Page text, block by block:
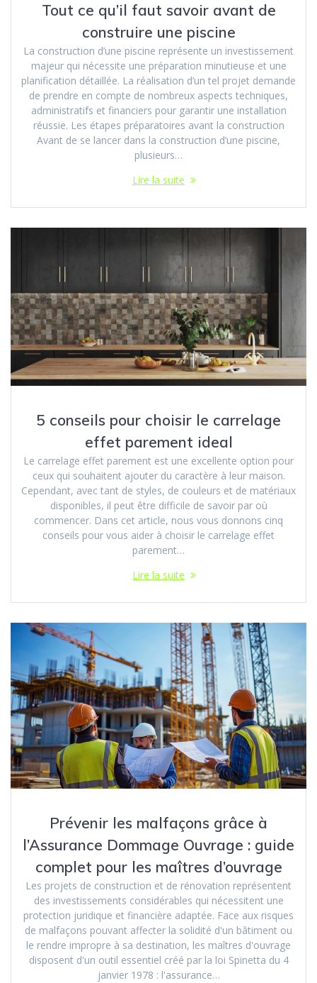
Tout ce qu’il faut savoir avant de
construire une piscine
La construction d’une piscine représente un investissement
majeur qui nécessite une préparation minutieuse et une
planification détaillée. La réalisation d’un tel projet demande
de prendre en compte de nombreux aspects techniques,
administratifs et financiers pour garantir une installation
réussie. Les étapes préparatoires avant la construction
Avant de se lancer dans la construction d’une piscine,
plusieurs…
Lire la suite
5 conseils pour choisir le carrelage
effet parement ideal
Le carrelage effet parement est une excellente option pour
ceux qui souhaitent ajouter du caractère à leur maison.
Cependant, avec tant de styles, de couleurs et de matériaux
disponibles, il peut être difficile de savoir par où
commencer. Dans cet article, nous vous donnons cinq
conseils pour vous aider à choisir le carrelage effet
parement…
Lire la suite
Prévenir les malfaçons grâce à
l’Assurance Dommage Ouvrage : guide
complet pour les maîtres d’ouvrage
Les projets de construction et de rénovation représentent
des investissements considérables qui nécessitent une
protection juridique et financière adaptée. Face aux risques
de malfaçons pouvant affecter la solidité d'un bâtiment ou
le rendre impropre à sa destination, les maîtres d'ouvrage
disposent d'un outil essentiel créé par la loi Spinetta du 4
janvier 1978 : l'assurance…